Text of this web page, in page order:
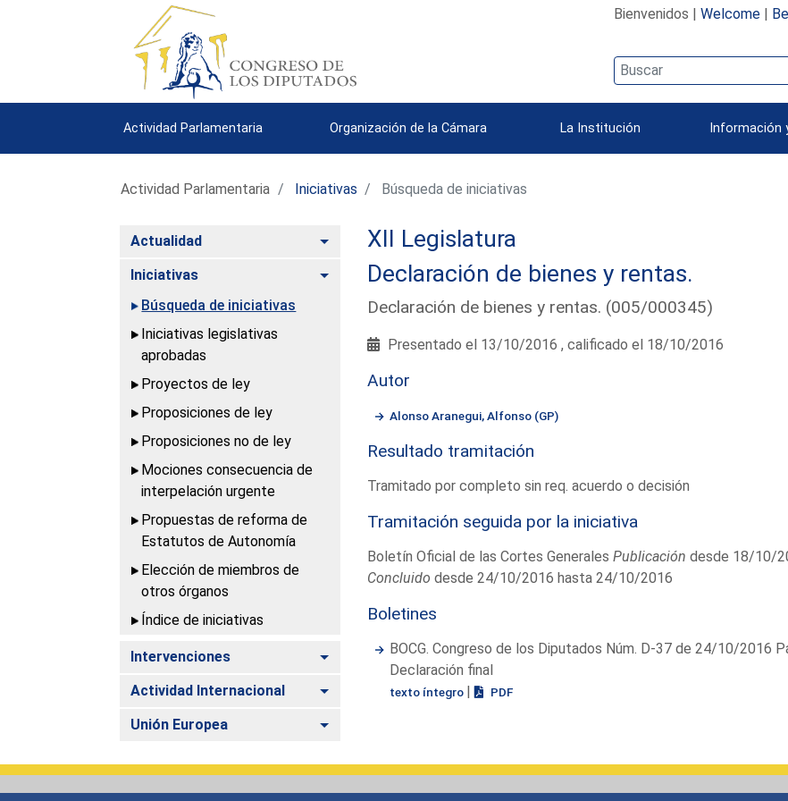
Bienvenidos | Welcome|
Actividad Parlamentaria Organización de la Cámara La Institución Información
Actividad Parlamentaria Iniciativas Búsqueda de iniciativas
Actualidad Alternar
Iniciativas
Alternar
Búsqueda de iniciativas
Iniciativas legislativas
aprobadas
Proyectos de ley
Proposiciones de ley
Proposiciones no de ley
Mociones consecuencia de
interpelación urgente
Propuestas de reforma de
Estatutos de Autonomía
Elección de miembros de
otros órganos
Índice de iniciativas
Intervenciones Alternar
Actividad Internacional Alternar
Unión Europea Alternar
XII Legislatura
Declaración de bienes y rentas.
Declaración de bienes y rentas. (005/000345)
Presentado el 13/10/2016 , calificado el 18/10/2016
Autor
Alonso Aranegui, Alfonso (GP)
Resultado tramitación
Tramitado por completo sin req. acuerdo o decisión
Tramitación seguida por la iniciativa
Boletín Oficial de las Cortes Generales Publicación desde 18/10/
Concluido desde 24/10/2016 hasta 24/10/2016
Boletines
BOCG. Congreso de los Diputados Núm. D-37 de 24/10/2016
Declaración final
texto íntegro | PDF